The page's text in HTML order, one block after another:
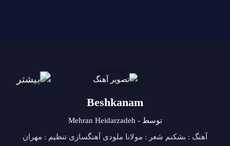
Beshkanam
توسط - Mehran Heidarzadeh
آهنگ : بشکنم شعر : مولانا ملودی آهنگسازی تنظیم : مهران